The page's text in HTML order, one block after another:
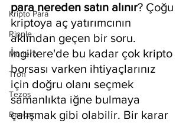
Kripto Para
Ripple
Monero
Tron
Tezos
Bancor
para nereden satın alınır? Çoğu
kriptoya aç yatırımcının
aklından geçen bir soru.
İngiltere'de bu kadar çok kripto
borsası varken ihtiyaçlarınız
için doğru olanı seçmek
samanlıkta iğne bulmaya
çalışmak gibi olabilir. Bir karar